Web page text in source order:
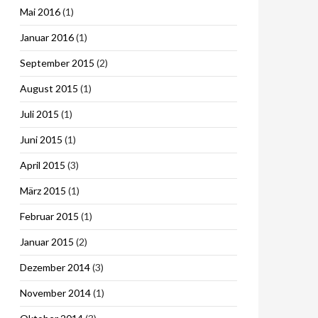
Mai 2016(1)
Januar 2016(1)
September 2015 (2)
August 2015 (1)
Juli 2015 (1)
Juni 2015 (1)
April 2015 (3)
März 2015 (1)
Februar 2015 (1)
Januar 2015 (2)
Dezember 2014(3)
November 2014(1)